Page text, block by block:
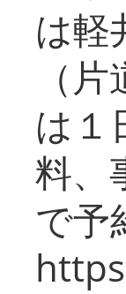
は
（
は１
料、
で予